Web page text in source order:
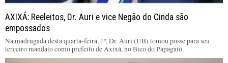
AXIXÁ: Reeleitos, Dr. Auri e vice Negão do Cinda são
empossados
Na madrugada desta quarta-feira, 1º, Dr. Auri (UB) tomou posse para seu
terceiro mandato como prefeito de Axixá, no Bico do Papagaio.